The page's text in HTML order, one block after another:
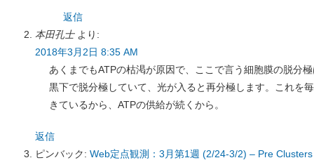
返信
本田孔士 より:
2018年3月2日 8:35 AM
あくまでもATPの枯渇が原因で、ここで言う細胞膜の脱分
黒下で脱分極していて、光が入ると再分極します。これを
きているから、ATPの供給が続くから。
返信
ピンバック: Web定点観測：3月第1週 (2/24-3/2) – Pre Clusters